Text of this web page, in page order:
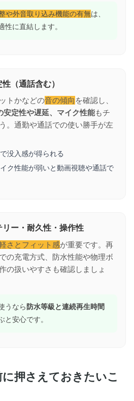
や外音取り込み機能の有無は、
性に直結します。
（通話含む）
トかなどの音の傾向 を確認し、
定性や遅延、マイク性能もチ
。通勤や通話での使い勝手が左
没入感が得られる
ク性能が弱いと動画視聴や通話で
ー・耐久性・操作性
さとフィット感が重要です。再
の充電方式、防水性能や物理ボ
の扱いやすさも確認しましょ
うなら 防水等級と連続再生時間
と安心です。
押さえておきたいこ